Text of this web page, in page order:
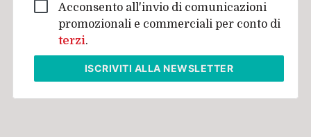
Acconsento all'invio di comunicazioni
promozionali e commerciali per conto di
terzi.
ISCRIVITI ALLA NEWSLETTER